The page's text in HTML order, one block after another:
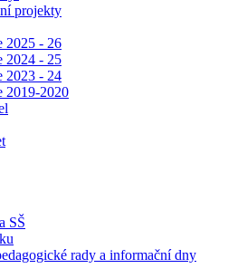
projekty
2025 - 26
2024 - 25
2023 - 24
2019-2020
SŠ
rady a informační dny